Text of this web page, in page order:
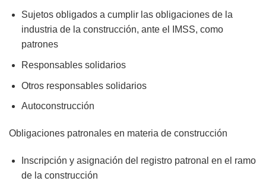
Sujetos obligados a cumplir las obligaciones de la
industria de la construcción, ante el IMSS, como
patrones
Responsables solidarios
Otros responsables solidarios
Autoconstrucción
Obligaciones patronales en materia de construcción
Inscripción y asignación del registro patronal en el ramo
de la construcción